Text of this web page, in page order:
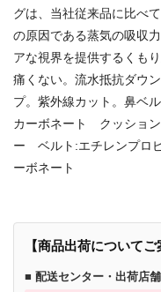
グは、当社従来品に比べ
の原因である蒸気の吸収
アな視界を提供するくも
痛くない。流水抵抗ダウ
プ。紫外線カット。鼻ベ
カーボネート クッショ
ー ベルト:エチレンプロ
ーボネート
【商品出荷についてご
■ 配送センター・出荷店